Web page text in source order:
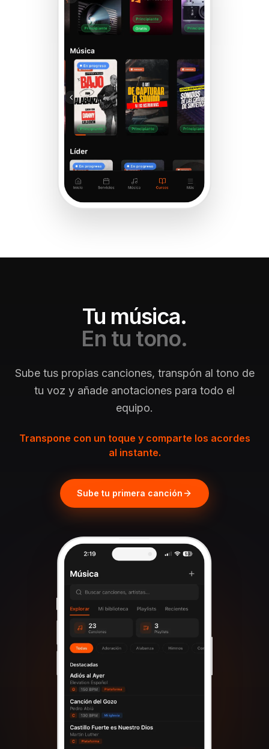
Tu música.
En tu tono.
Sube tus propias canciones, transpón al tono de
tu voz y añade anotaciones para todo el
equipo.
Transpone con un toque y comparte los acordes
al instante.
Sube tu primera canción